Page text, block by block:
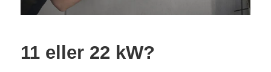
11 eller 22 kW?